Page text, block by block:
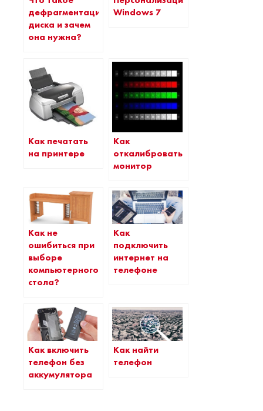
дефрагментация
диска и зачем
она нужна?
Windows 7
Как печатать
на принтере
Как
откалибровать
монитор
Как не
ошибиться при
выборе
компьютерного
стола?
Как
подключить
интернет на
телефоне
Как включить
телефон без
аккумулятора
Как найти
телефон